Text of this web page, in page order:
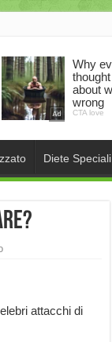
Diete Speciali
attacchi di